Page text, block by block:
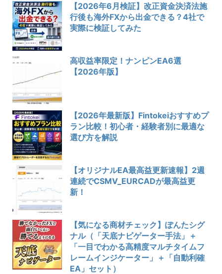
【2026年6月検証】改正資金決済法施
行後も海外FXから出金できる？4社で
実際に検証してみた
高収益率限定！ナンピンEA6選
【2026年版】
【2026年最新版】Fintokeiおすすめプ
ラン比較！初心者・経験者別に最適な
選び方を解説
【オリジナルEA最高益更新速報】2週
連続でCSMV_EURCADが最高益更
新！
【気になる商材チェック】ぽんたシグ
ナル（「天底ナビゲーター手法」＋
「一目でわかる高精度マルチタイムフ
レームインジケーター」＋「自動利確
EA」セット）